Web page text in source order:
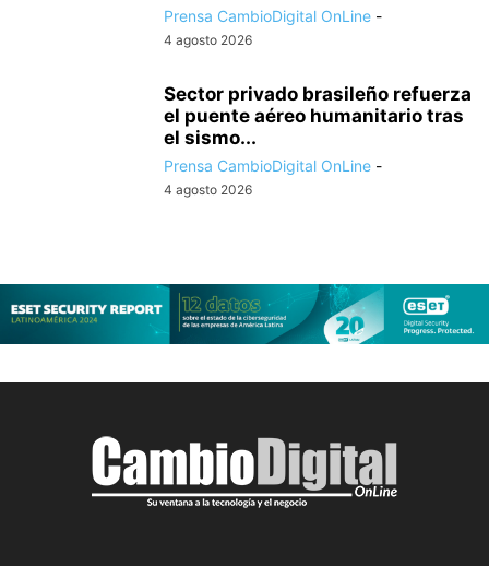
Prensa CambioDigital OnLine -
4 agosto 2026
Sector privado brasileño refuerza
el puente aéreo humanitario tras
el sismo...
Prensa CambioDigital OnLine -
4 agosto 2026